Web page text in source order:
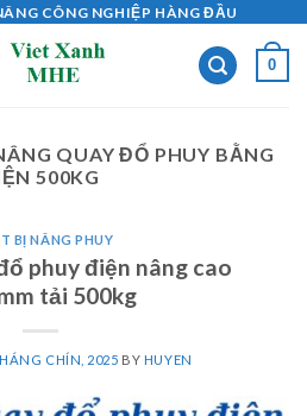
CÔNG NGHIỆP HÀNG ĐẦU
0
QUAY ĐỔ PHUY BẰNG
500KG
BỊ NÂNG PHUY
phuy điện nâng cao
tải 500kg
CHÍN, 2025 BY HUYEN